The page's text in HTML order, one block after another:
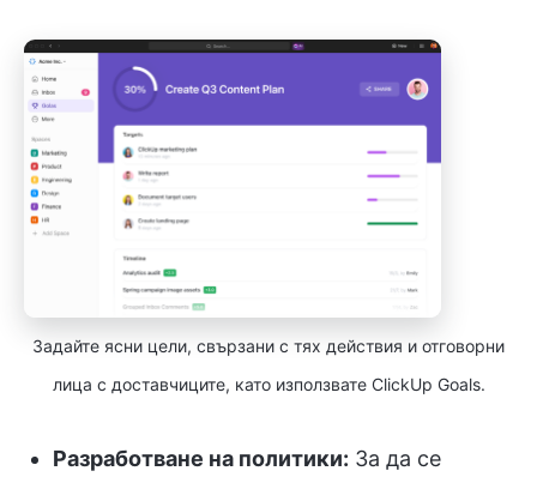
Задайте ясни цели, свързани с тях действия и отговорни
лица с доставчиците, като използвате ClickUp Goals.
Разработване на политики: За да се